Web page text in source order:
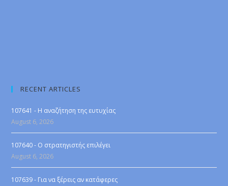
RECENT ARTICLES
107641 - Η αναζήτηση της ευτυχίας
August 6, 2026
107640 - Ο στρατηγιστής επιλέγει
August 6, 2026
107639 - Για να ξέρεις αν κατάφερες